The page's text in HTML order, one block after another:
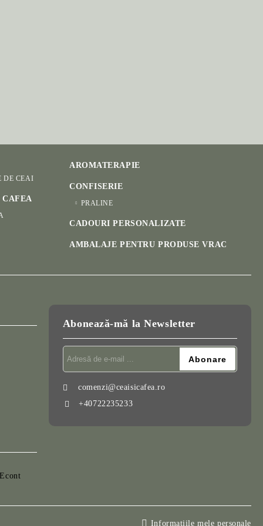
DE CEAI
CAFEA
AROMATERAPIE
CONFISERIE
PRALINE
CADOURI PERSONALIZATE
AMBALAJE PENTRU PRODUSE VRAC
Abonează-mă la Newsletter
comenzi@ceaisicafea.ro
+40722235233
Informatiile mele personale